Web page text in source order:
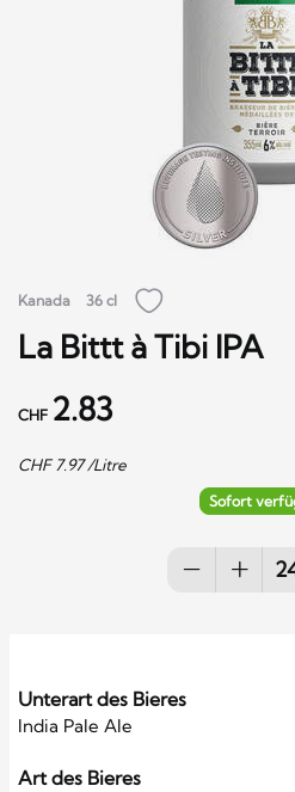
Kanada 36 cl
La Bittt à Tibi IPA
CHF 2.83
CHF 7.97/Litre
Sofort
Unterart des Bieres
India Pale Ale
Art des Bieres